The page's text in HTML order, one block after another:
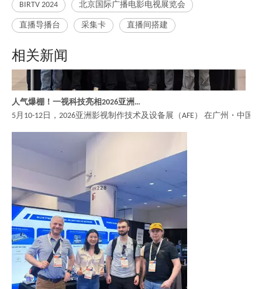
BIRTV 2024 北京国际广播电影电视展览会
直播导播台 采集卡 直播间搭建
相关新闻
人气爆棚！一视科技亮相2026亚洲影视制作技术及设备展（AFE）
5月10-12日，2026亚洲影视制作技术及设备展（AFE） 在广州・中国